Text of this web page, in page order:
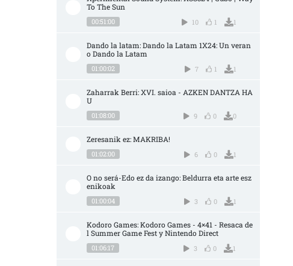
To The Sun
00:51:00 10 1 1
Dando la latam: Dando la Latam 1X24: Un veran
o Dando la Latam
01:00:02 7 1 1
Zaharrak Berri: XVI. saioa - AZKEN DANTZA HA
U
01:08:00 9 0 0
Zeresanik ez: MAKRIBA!
01:02:00 6 0 1
O no será-Edo ez da izango: Beldurra eta arte esz
enikoak
01:00:04 3 0 1
Kodoro Games: Kodoro Games - 4×41 - Resaca de
l Summer Game Fest y Nintendo Direct
01:06:17 3 0 1